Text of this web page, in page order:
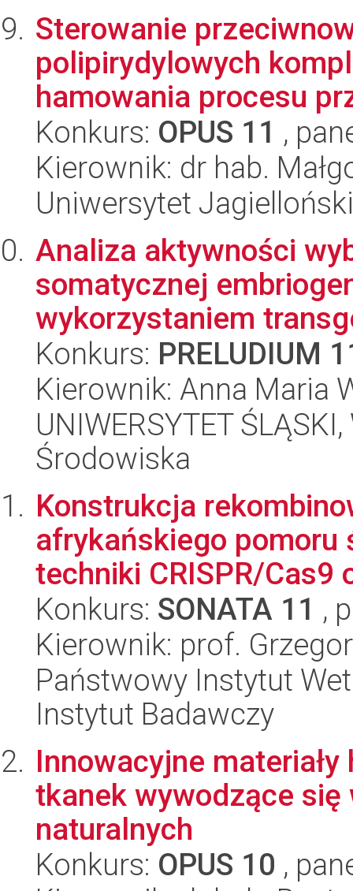
Sterowanie
polipirydylowych
hamowania procesu
Konkurs: OPUS 11 ,
Kierownik: dr hab.
Uniwersytet
Analiza aktywności
somatycznej
wykorzystaniem
Konkurs: PRELUDIUM
Kierownik: Anna Maria
UNIWERSYTET
Środowiska
Konstrukcja
afrykańskiego pomoru
techniki CRISPR/Cas9
Konkurs: SONATA 11 ,
Kierownik: prof.
Państwowy Instytut
Instytut Badawczy
Innowacyjne
tkanek wywodzące się
naturalnych
Konkurs: OPUS 10 ,